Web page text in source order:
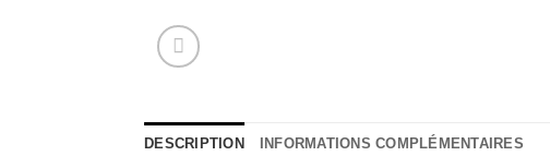
DESCRIPTION INFORMATIONS COMPLÉMENTAIRES